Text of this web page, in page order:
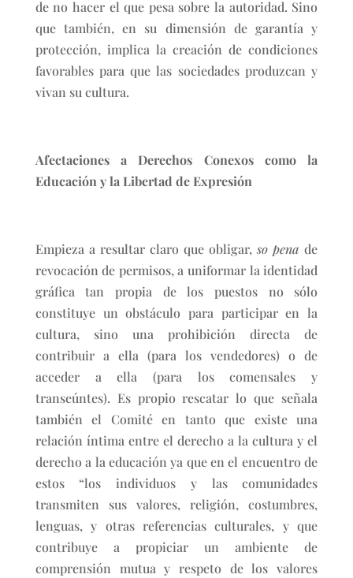
de no hacer el que pesa sobre la autoridad. Sino
que también, en su dimensión de garantía y
protección, implica la creación de condiciones
favorables para que las sociedades produzcan y
vivan su cultura.
Afectaciones a Derechos Conexos como la
Educación y la Libertad de Expresión
Empieza a resultar claro que obligar,so pena de
revocación de permisos, a uniformar la identidad
gráfica tan propia de los puestos no sólo
constituye un obstáculo para participar en la
cultura, sino una prohibición directa de
contribuir a ella (para los vendedores) o de
acceder a ella (para los comensales y
transeúntes). Es propio rescatar lo que señala
también el Comité en tanto que existe una
relación íntima entre el derecho a la cultura y el
derecho a la educación ya que en el encuentro de
estos “los individuos y las comunidades
transmiten sus valores, religión, costumbres,
lenguas, y otras referencias culturales, y que
contribuye a propiciar un ambiente de
comprensión mutua y respeto de los valores